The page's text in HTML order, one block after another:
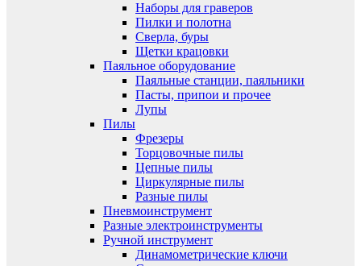
Наборы для граверов
Пилки и полотна
Сверла, буры
Щетки крацовки
Паяльное оборудование
Паяльные станции, паяльники
Пасты, припои и прочее
Лупы
Пилы
Фрезеры
Торцовочные пилы
Цепные пилы
Циркулярные пилы
Разные пилы
Пневмоинструмент
Разные электроинструменты
Ручной инструмент
Динамометрические ключи